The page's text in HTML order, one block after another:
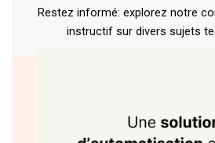
Restez informé: explorez notre
instructif sur divers sujets